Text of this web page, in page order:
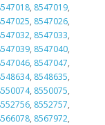
, 8547019,
, 8547026,
, 8547033,
, 8547040,
, 8547047,
, 8548635,
, 8550075,
, 8552757,
, 8567972,